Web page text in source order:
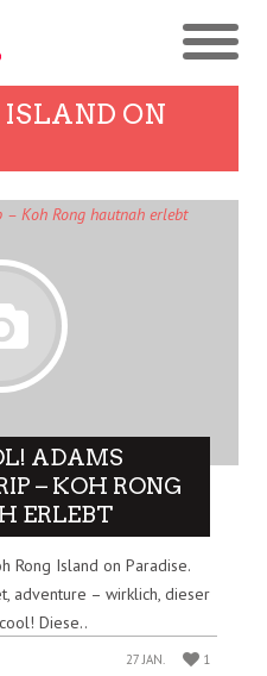
ON
ADAMS
– KOH RONG
ERLEBT
Rong Island on Paradise.
adventure – wirklich, dieser
Diese..
27 JAN. 1